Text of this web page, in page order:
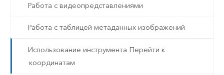
Работа с видеопредставлениями
Работа с таблицей метаданных изображений
Использование инструмента Перейти к
координатам